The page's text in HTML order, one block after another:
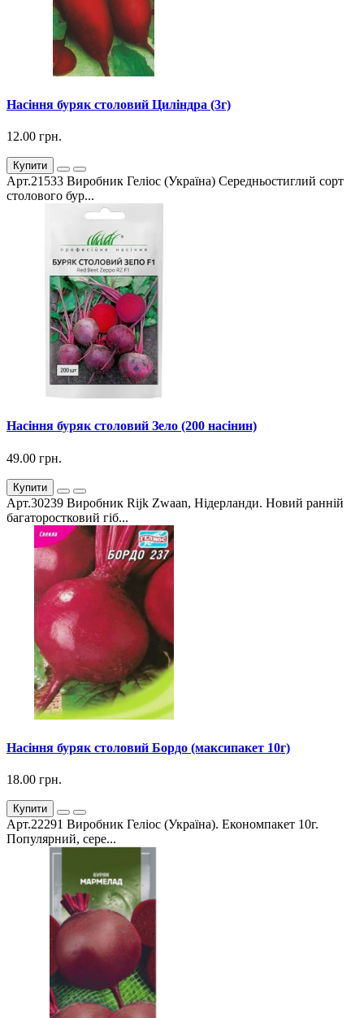
Насіння буряк столовий Циліндра (3г)
12.00 грн.
Купити
Арт.21533 Виробник Геліос (Україна) Середньостиглий сорт
столового бур...
Насіння буряк столовий Зело (200 насінин)
49.00 грн.
Купити
Арт.30239 Виробник Rijk Zwaan, Нідерланди. Новий ранній
багаторостковий гіб...
Насіння буряк столовий Бордо (максипакет 10г)
18.00 грн.
Купити
Арт.22291 Виробник Геліос (Україна). Економпакет 10г.
Популярний, сере...